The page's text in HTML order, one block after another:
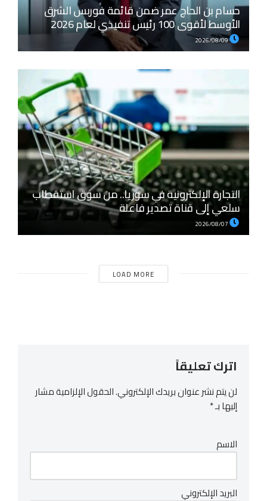
حسام بن الحاج عمر ضمن قائمة فوربس الشرق
الأوسط لأقوى 100 رئيس تنفيذي لعام 2026
2026/08/09
التجارة الإلكترونية في سوريا.. من سوق استقطاب
سلعي إلى قناة تصدير فاعلة
LOAD MORE
اترك تعليقاً
لن يتم نشر عنوان بريدك الإلكتروني.الحقول الإلزامية مشار
إليها بـ*
الاسم
البريد الإلكتروني